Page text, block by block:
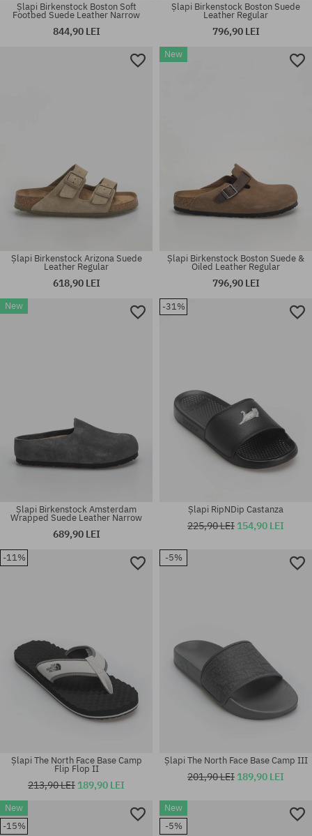
Mărimi existente:
Mărimi existente:
Șlapi Birkenstock Boston Soft
Footbed Suede Leather Narrow
844,90 LEI
Mărimi existente:
Șlapi Birkenstock Boston Suede
Leather Regular
796,90 LEI
Mărimi existente:
Șlapi Birkenstock Arizona Suede
Leather Regular
618,90 LEI
New
Mărimi existente:
Șlapi Birkenstock Boston Suede &
Oiled Leather Regular
796,90 LEI
New
Mărimi existente:
37; 38; 39; 40
Șlapi Birkenstock Amsterdam
Wrapped Suede Leather Narrow
689,90 LEI
-31%
Mărimi existente:
40; 41
Șlapi RipNDip Castanza
225,90 LEI 154,90 LEI
-11%
Șlapi The North Face Base Camp
Flip Flop II
213,90 LEI 189,90 LEI
-5%
Șlapi The North Face Base Camp III
201,90 LEI 189,90 LEI
New
-15%
New
-5%